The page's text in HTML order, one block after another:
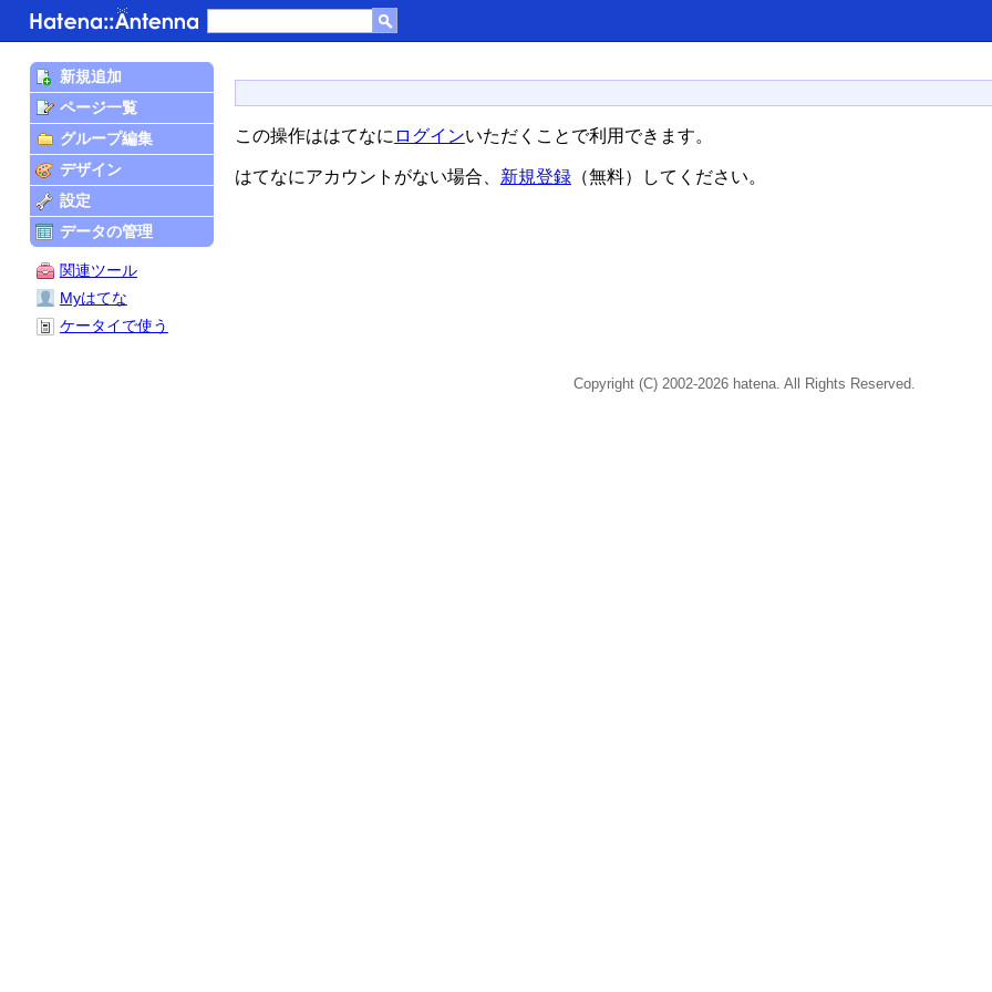
この操作ははてなに ログインいただくことで利用できます。
はてなにアカウントがない場合、 新規登録（無料）してください。
新規追加
ページ一覧
グループ編集
デザイン
設定
データの管理
関連ツール
Myはてな
ケータイで使う
Copyright (C) 2002-2026 hatena. All Rights Reserved.